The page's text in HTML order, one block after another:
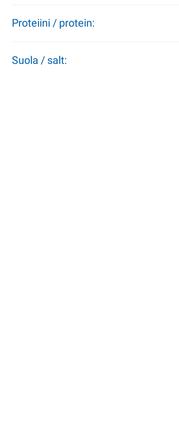
Proteiini / protein:
Suola / salt: